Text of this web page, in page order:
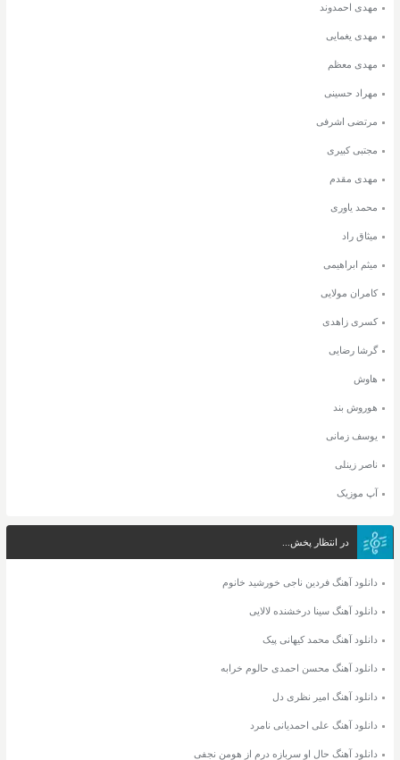
مهدی احمدوند
مهدی یغمایی
مهدی معظم
مهراد حسینی
مرتضی اشرفی
مجتبی کبیری
مهدی مقدم
محمد یاوری
میثاق راد
میثم ابراهیمی
کامران مولایی
کسری زاهدی
گرشا رضایی
هاوش
هوروش بند
یوسف زمانی
ناصر زینلی
آپ موزیک
در انتظار پخش...
دانلود آهنگ فردین ناجی خورشید خانوم
دانلود آهنگ سینا درخشنده لالایی
دانلود آهنگ محمد کیهانی پیک
دانلود آهنگ محسن احمدی حالوم خرابه
دانلود آهنگ امیر نظری دل
دانلود آهنگ علی احمدیانی نامرد
دانلود آهنگ حال او سربازه درم از هومن نجفی